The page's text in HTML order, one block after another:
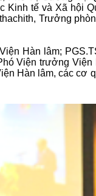
tế và Xã hội
Trưởng
Hàn lâm;
Viện trưởng
Hàn lâm, các cơ